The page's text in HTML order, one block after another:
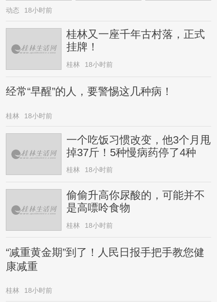
动态 18小时前
桂林又一座千年古村落，正式
挂牌！
桂林 18小时前
经常“早醒”的人，要警惕这几种病！
桂林 18小时前
一个吃饭习惯改变，他3个月甩
掉37斤！5种慢病药停了4种
桂林 18小时前
偷偷升高你尿酸的，可能并不
是高嘌呤食物
桂林 18小时前
“减重黄金期”到了！人民日报手把手教您健
康减重
桂林 18小时前